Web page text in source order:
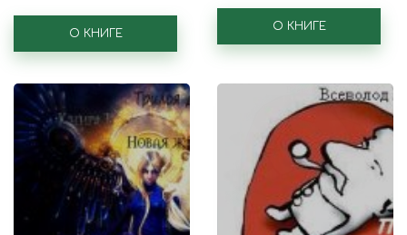
О КНИГЕ
О КНИГЕ